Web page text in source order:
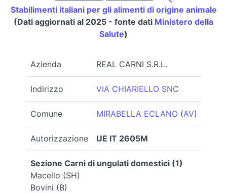
Stabilimenti italiani per gli alimenti di origine animale
(Dati aggiornati al 2025 - fonte dati Ministero della
Salute)
Azienda REAL CARNI S.R.L.
Indirizzo VIA CHIARIELLO SNC
Comune MIRABELLA ECLANO(AV)
Autorizzazione UE IT 2605M
Sezione Carni di ungulati domestici (1)
Macello (SH)
Bovini (B)